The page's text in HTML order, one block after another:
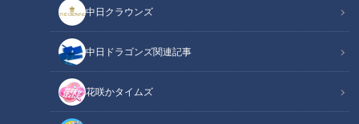
中日クラウンズ
中日ドラゴンズ関連記事
花咲かタイムズ